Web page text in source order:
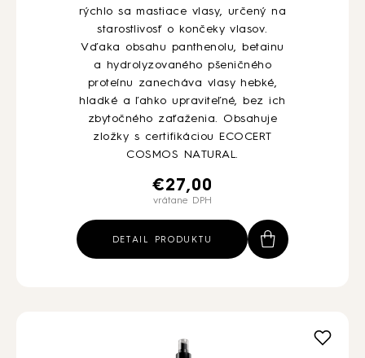
rýchlo sa mastiace vlasy, určený na
starostlivosť o končeky vlasov.
Vďaka obsahu panthenolu, betainu
a hydrolyzovaného pšeničného
proteínu zanecháva vlasy hebké,
hladké a ľahko upraviteľné, bez ich
zbytočného zaťaženia. Obsahuje
zložky s certifikáciou ECOCERT
COSMOS NATURAL.
€27,00
vrátane DPH
DETAIL PRODUKTU